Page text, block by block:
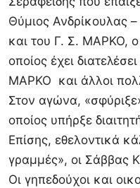
Θύμιος Ανδρίκουλας
και του Γ. Σ. ΜΑΡΚΟ,
οποίος έχει
ΜΑΡΚΟ και άλλοι
Στον αγώνα,
οποίος υπήρξε
Επίσης, εθελοντικά
γραμμές», οι Σάββας
Οι γηπεδούχοι και